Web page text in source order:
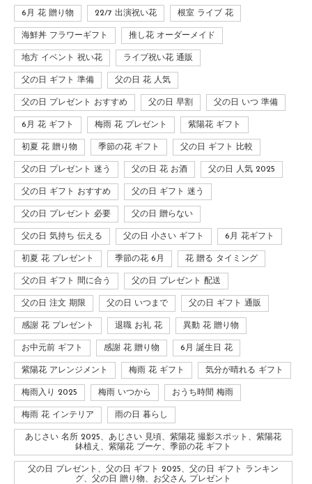
6月 花 贈り物 22/7 出演祝い花 根室 ライブ 花
海鮮丼 フラワーギフト 推し花 オーダーメイド
地方 イベント 祝い花 ライブ祝い花 通販
父の日 ギフト 準備 父の日 花 人気
父の日 プレゼント おすすめ 父の日 早割 父の日 いつ 準備
6月 花 ギフト 梅雨 花 プレゼント 紫陽花 ギフト
初夏 花 贈り物 季節の花 ギフト 父の日 ギフト 比較
父の日 プレゼント 迷う 父の日 花 お酒 父の日 人気 2025
父の日 ギフト おすすめ 父の日 ギフト 迷う
父の日 プレゼント 必要 父の日 贈らない
父の日 気持ち 伝える 父の日 小さい ギフト 6月 花ギフト
初夏 花 プレゼント 季節の花 6月 花 贈る タイミング
父の日 ギフト 間に合う 父の日 プレゼント 配送
父の日 注文 期限 父の日 いつまで 父の日 ギフト 通販
感謝 花 プレゼント 退職 お礼 花 異動 花 贈り物
お中元前 ギフト 感謝 花 贈り物 6月 誕生日 花
紫陽花 アレンジメント 梅雨 花 ギフト 気分が晴れる ギフト
梅雨入り 2025 梅雨 いつから おうち時間 梅雨
梅雨 花 インテリア 雨の日 暮らし
あじさい 名所 2025、あじさい 見頃、紫陽花 撮影スポット、紫陽花
鉢植え、紫陽花 ブーケ、季節の花 ギフト
父の日 プレゼント、父の日 ギフト 2025、父の日 ギフト ランキン
グ、父の日 贈り物、お父さん プレゼント